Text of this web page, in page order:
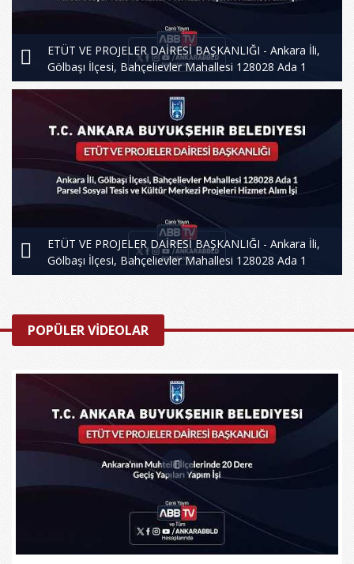
ETÜT VE PROJELER DAİRESİ BAŞKANLIĞI - Ankara İli,
Gölbaşı İlçesi, Bahçelievler Mahallesi 128028 Ada 1
parsel Sosyal Tesis ve Kültür Merkezi Projeleri Hizmet
ETÜT VE PROJELER DAİRESİ BAŞKANLIĞI - Ankara İli,
Gölbaşı İlçesi, Bahçelievler Mahallesi 128028 Ada 1
parsel Sosyal Tesis ve Kültür Merkezi Projeleri Hizmet
POPÜLER VİDEOLAR